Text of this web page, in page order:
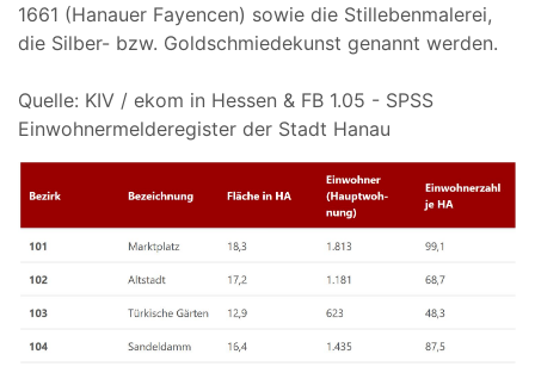
1661 (Hanauer Fayencen) sowie die Stillebenmalerei,
die Silber- bzw. Goldschmiedekunst genannt werden.
Quelle: KIV / ekom in Hessen & FB 1.05 - SPSS
Einwohnermelderegister der Stadt Hanau